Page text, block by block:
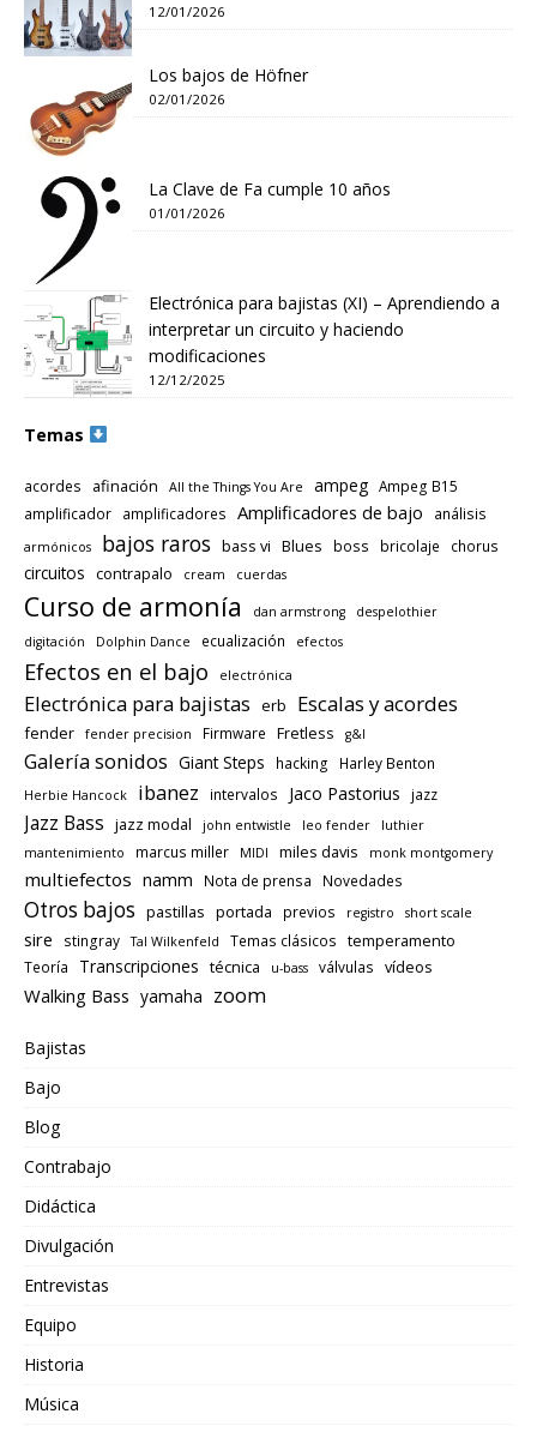
12/01/2026
Los bajos de Höfner
02/01/2026
La Clave de Fa cumple 10 años
01/01/2026
Electrónica para bajistas (XI) – Aprendiendo a
interpretar un circuito y haciendo
modificaciones
12/12/2025
Temas
acordes afinación All the Things You Are ampeg Ampeg B15
amplificador
amplificadores Amplificadores de bajo análisis
armónicos bajos raros bass vi Blues boss bricolaje chorus
circuitos contrapalo cream cuerdas
Curso de armonía dan armstrong
despelothier
digitación
Dolphin Dance ecualización efectos
Efectos en el bajo electrónica
Electrónica para bajistas erb Escalas y acordes
fender fender precision Firmware Fretless g&l
Galería sonidos Giant Steps hacking Harley Benton
Herbie Hancock ibanez intervalos Jaco Pastorius jazz
Jazz Bass jazz modal john entwistle leo fender
luthier
mantenimiento
marcus miller MIDI miles davis monk montgomery
multiefectos namm Nota de prensa Novedades
Otros bajos pastillas portada previos registro short scale
sire stingray Tal Wilkenfeld Temas clásicos temperamento
Teoría Transcripciones técnica u-bass válvulas vídeos
Walking Bass yamaha zoom
Bajistas
Bajo
Blog
Contrabajo
Didáctica
Divulgación
Entrevistas
Equipo
Historia
Música